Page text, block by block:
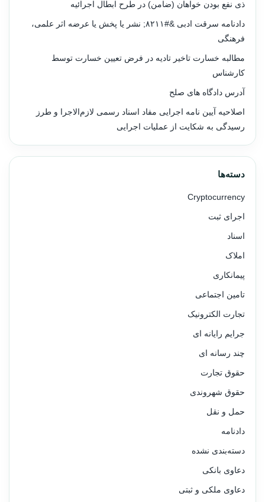
ذی نفع بودن خواهان (ضامن) در طرح ابطال اجرائیه
دادنامه سرقت ادبی &#۸۲۱۱; نشر یا پخش یا عرضه اثر علمی،
فرهنگی
مطالبه خسارت تاخیر تادیه در فرض تعیین خسارت توسط
کارشناس
آدرس دادگاه های صلح
اصلاحیه آیین نامه اجرایی مفاد اسناد رسمی لازم‌الاجرا و طرز
رسیدگی به شکایت از عملیات اجرایی
دسته‌ها
Cryptocurrency
اجرای ثبت
اسناد
املاک
پیمانکاری
تامین اجتماعی
تجارت الکترونیک
جرایم رایانه ای
چند رسانه ای
حقوق تجارت
حقوق شهروندی
حمل و نقل
دادنامه
دسته‌بندی نشده
دعاوی بانکی
دعاوی ملکی و ثبتی